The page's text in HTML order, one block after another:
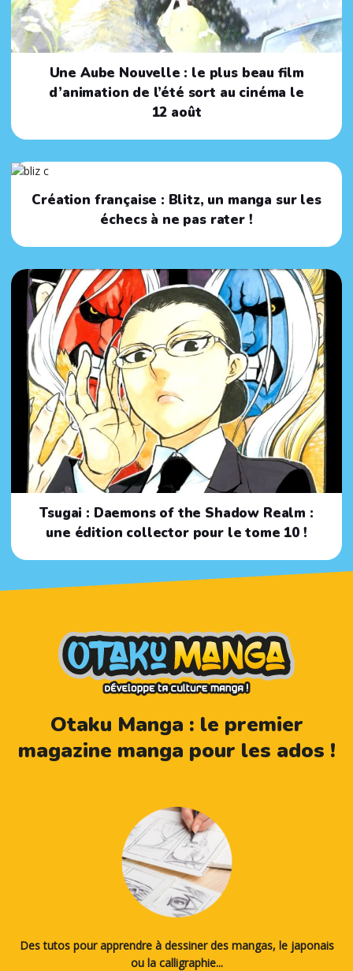
Une Aube Nouvelle : le plus beau film
d’animation de l’été sort au cinéma le
12 août
Création française : Blitz, un manga sur les
échecs à ne pas rater !
Tsugai : Daemons of the Shadow Realm :
une édition collector pour le tome 10 !
Otaku Manga : le premier
magazine manga pour les ados !
Des tutos pour apprendre à dessiner des mangas, le japonais
ou la calligraphie...